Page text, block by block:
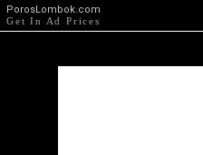
PorosLombok.com
Get In Ad Prices